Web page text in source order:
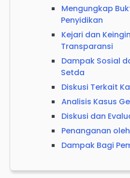
Mengungkap
Penyidikan
Kejari dan
Transparansi
Dampak Sosial
Setda
Diskusi Terkait
Analisis Kasus
Diskusi dan
Penanganan
Dampak Bagi